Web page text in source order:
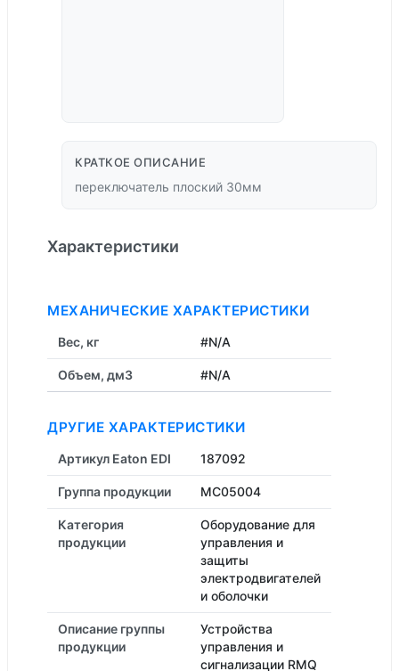
КРАТКОЕ ОПИСАНИЕ
переключатель плоский 30мм
Характеристики
МЕХАНИЧЕСКИЕ ХАРАКТЕРИСТИКИ
Вес, кг #N/A
Объем, дм3 #N/A
ДРУГИЕ ХАРАКТЕРИСТИКИ
Артикул Eaton EDI 187092
Группа продукции MC05004
Категория
продукции
Оборудование для
управления и
защиты
электродвигателей
и оболочки
Описание группы
продукции
Устройства
управления и
сигнализации RMQ